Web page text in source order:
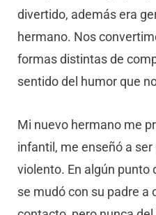
divertido, además era
hermano. Nos
formas distintas de
sentido del humor que
Mi nuevo hermano me
infantil, me enseñó a
violento. En algún punto
se mudó con su padre a